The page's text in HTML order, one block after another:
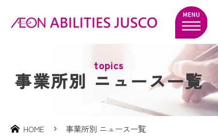
topics
事業所別 ニュース一覧
HOME 事業所別 ニュース一覧